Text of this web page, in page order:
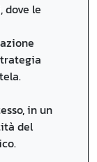
dove le
in un
del